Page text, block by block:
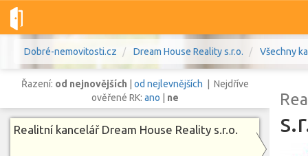
Dobré-nemovitosti.cz Dream House Reality s.r.o. Všechny
Pozemky
Řazení: od nejnovějších od nejlevnějších | Nejdříve
ověřené RK: ano ne
Realitní kancelář Dream House Reality s.r.o.